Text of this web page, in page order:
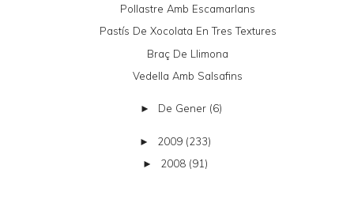
Pollastre Amb Escamarlans
Pastís De Xocolata En Tres Textures
Braç De Llimona
Vedella Amb Salsafins
► De Gener (6)
► 2009 (233)
► 2008 (91)